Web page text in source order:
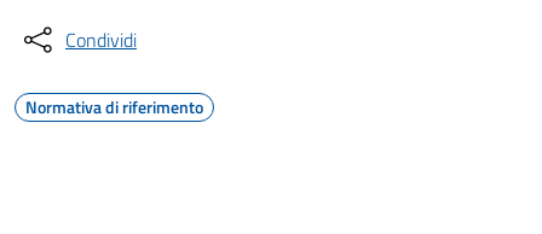
Condividi
Normativa di riferimento